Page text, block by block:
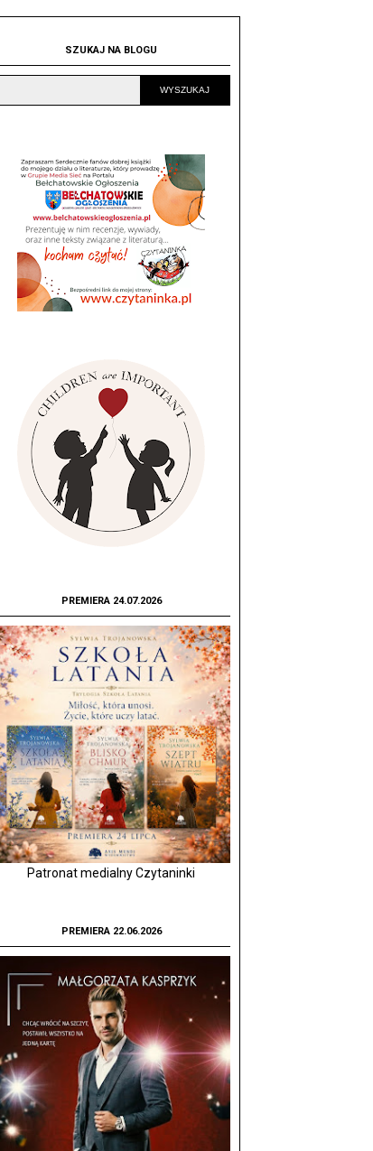
SZUKAJ NA BLOGU
PREMIERA 24.07.2026
Patronat medialny Czytaninki
PREMIERA 22.06.2026